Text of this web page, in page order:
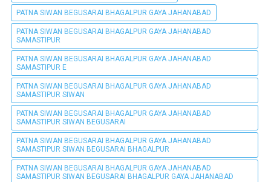
PATNA SIWAN BEGUSARAI BHAGALPUR GAYA JAHANABAD
PATNA SIWAN BEGUSARAI BHAGALPUR GAYA JAHANABAD
SAMASTIPUR
PATNA SIWAN BEGUSARAI BHAGALPUR GAYA JAHANABAD
SAMASTIPUR E
PATNA SIWAN BEGUSARAI BHAGALPUR GAYA JAHANABAD
SAMASTIPUR SIWAN
PATNA SIWAN BEGUSARAI BHAGALPUR GAYA JAHANABAD
SAMASTIPUR SIWAN BEGUSARAI
PATNA SIWAN BEGUSARAI BHAGALPUR GAYA JAHANABAD
SAMASTIPUR SIWAN BEGUSARAI BHAGALPUR
PATNA SIWAN BEGUSARAI BHAGALPUR GAYA JAHANABAD
SAMASTIPUR SIWAN BEGUSARAI BHAGALPUR GAYA JAHANABAD